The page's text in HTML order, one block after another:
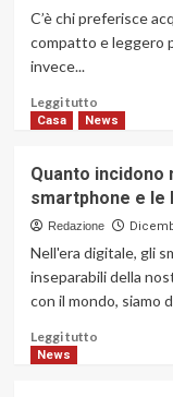
di
sportive
mercato
C’è chi preferisce
compatto e leggero
invece...
Leggi tuttoLeggi
di
Computer:
consigli
e
linee
guida
per
un
Casa News
Quanto incidono
smartphone e
Redazione
Nell'era digitale, gli
inseparabili della
con il mondo, siamo
Leggi tuttoLeggi
News